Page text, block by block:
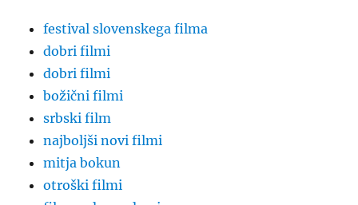
festival slovenskega filma
dobri filmi
dobri filmi
božični filmi
srbski film
najboljši novi filmi
mitja bokun
otroški filmi